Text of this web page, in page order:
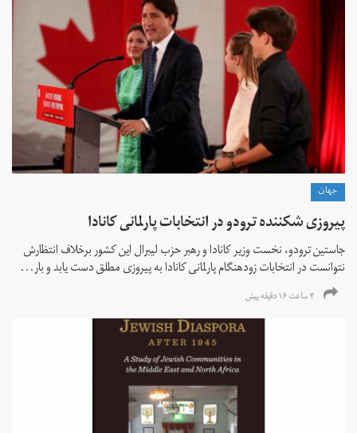
جهان
پیروزی شکننده ترودو در انتخابات پارلمانی کانادا
جاستین ترودو، نخست وزیر کانادا و رهبر حزب لیبرال این کشور برخلاف انتظارش
نتوانست در انتخابات زود‌هنگام پارلمانی کانادا به پیروزی مطلق دست یابد و بار...
۴ ساعت ۱۶ دقیقه پیش